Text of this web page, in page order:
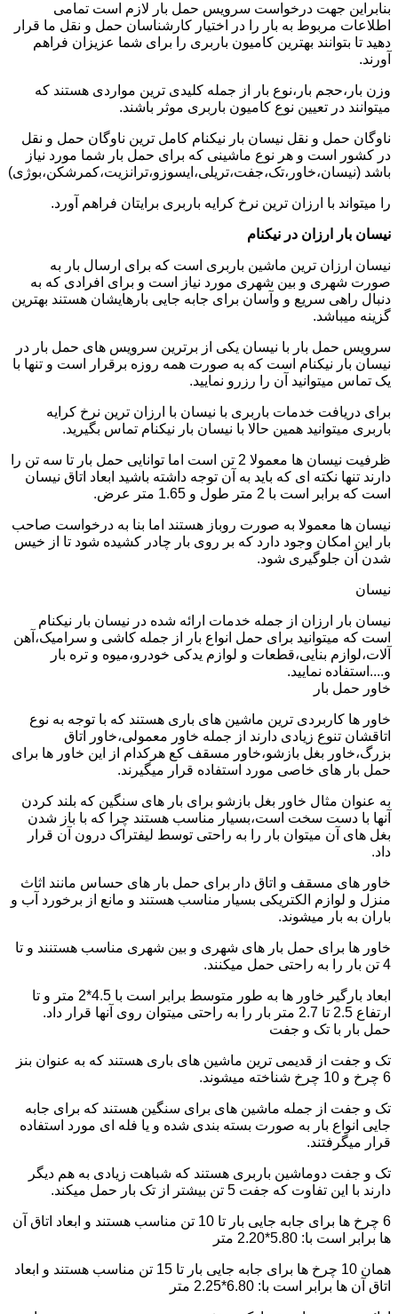
بنابراین جهت درخواست سرویس حمل بار لازم است تمامی
اطلاعات مربوط به بار را در اختیار کارشناسان حمل و نقل ما قرار
دهید تا بتوانند بهترین کامیون باربری را برای شما عزیزان فراهم
آورند.
وزن بار،حجم بار،نوع بار از جمله کلیدی ترین مواردی هستند که
میتوانند در تعیین نوع کامیون باربری موثر باشند.
ناوگان حمل و نقل نیسان بار نیکنام کامل ترین ناوگان حمل و نقل
در کشور است و هر نوع ماشینی که برای حمل بار شما مورد نیاز
باشد (نیسان،خاور،تک،جفت،تریلی،ایسوزو،ترانزیت،کمرشکن،بوژی)
را میتواند با ارزان ترین نرخ کرایه باربری برایتان فراهم آورد.
نیسان بار ارزان در نیکنام
نیسان ارزان ترین ماشین باربری است که برای ارسال بار به
صورت شهری و بین شهری مورد نیاز است و برای افرادی که به
دنبال راهی سریع و وآسان برای جابه جایی بارهایشان هستند بهترین
گزینه میباشد.
سرویس حمل بار با نیسان یکی از برترین سرویس های حمل بار در
نیسان بار نیکنام است که به صورت همه روزه برقرار است و تنها با
یک تماس میتوانید آن را رزرو نمایید.
برای دریافت خدمات باربری با نیسان با ارزان ترین نرخ کرایه
باربری میتوانید همین حالا با نیسان بار نیکنام تماس بگیرید.
ظرفیت نیسان ها معمولا 2 تن است اما توانایی حمل بار تا سه تن را
دارند تنها نکته ای که باید به آن توجه داشته باشید ابعاد اتاق نیسان
است که برابر است با 2 متر طول و 1.65 متر عرض.
نیسان ها معمولا به صورت روباز هستند اما بنا به درخواست صاحب
بار این امکان وجود دارد که بر روی بار چادر کشیده شود تا از خیس
شدن آن جلوگیری شود.
نیسان
نیسان بار ارزان از جمله خدمات ارائه شده در نیسان بار نیکنام
است که میتوانید برای حمل انواع بار از جمله کاشی و سرامیک،آهن
آلات،لوازم بنایی،قطعات و لوازم یدکی خودرو،میوه و تره بار
و....استفاده نمایید.
خاور حمل بار
خاور ها کاربردی ترین ماشین های باری هستند که با توجه به نوع
اتاقشان تنوع زیادی دارند از جمله خاور معمولی،خاور اتاق
بزرگ،خاور بغل بازشو،خاور مسقف کع هرکدام از این خاور ها برای
حمل بار های خاصی مورد استفاده قرار میگیرند.
به عنوان مثال خاور بغل بازشو برای بار های سنگین که بلند کردن
آنها با دست سخت است،بسیار مناسب هستند چرا که با باز شدن
بغل های آن میتوان بار را به راحتی توسط لیفتراک درون آن قرار
داد.
خاور های مسقف و اتاق دار برای حمل بار های حساس مانند اثاث
منزل و لوازم الکتریکی بسیار مناسب هستند و مانع از برخورد آب و
باران به بار میشوند.
خاور ها برای حمل بار های شهری و بین شهری مناسب هستنند و تا
4 تن بار را به راحتی حمل میکنند.
ابعاد بارگیر خاور ها به طور متوسط برابر است با 4.5*2 متر و تا
ارتفاع 2.5 تا 2.7 متر بار را به راحتی میتوان روی آنها قرار داد.
حمل بار با تک و جفت
تک و جفت از قدیمی ترین ماشین های باری هستند که به عنوان بنز
6 چرخ و 10 چرخ شناخته میشوند.
تک و جفت از جمله ماشین های برای سنگین هستند که برای جابه
جایی انواع بار به صورت بسته بندی شده و یا فله ای مورد استفاده
قرار میگرفتند.
تک و جفت دوماشین باربری هستند که شباهت زیادی به هم دیگر
دارند با این تفاوت که جفت 5 تن بیشتر از تک بار حمل میکند.
6 چرخ ها برای جابه جایی بار تا 10 تن مناسب هستند و ابعاد اتاق آن
ها برابر است با: 5.80*2.20 متر
همان 10 چرخ ها برای جابه جایی بار تا 15 تن مناسب هستند و ابعاد
اتاق آن ها برابر است با: 6.80*2.25 متر